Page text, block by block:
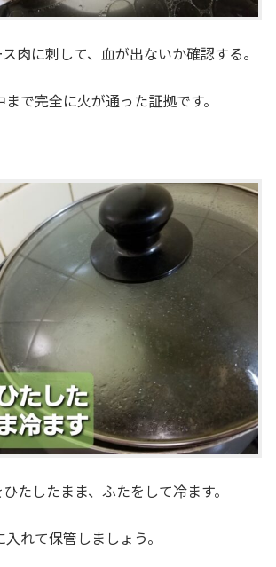
肉に刺して、血が出ないか確認する。
で完全に火が通った証拠です。
たしたまま、ふたをして冷ます。
れて保管しましょう。